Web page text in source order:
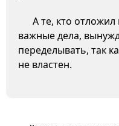
А те, кто
важные дела,
переделывать, так
не властен.